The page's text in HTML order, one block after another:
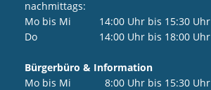
nachmittags:
Mo bis Mi 14:00 Uhr bis 15:30 Uhr
Do 14:00 Uhr bis 18:00 Uhr
Bürgerbüro & Information
Mo bis Mi 8:00 Uhr bis 15:30 Uhr